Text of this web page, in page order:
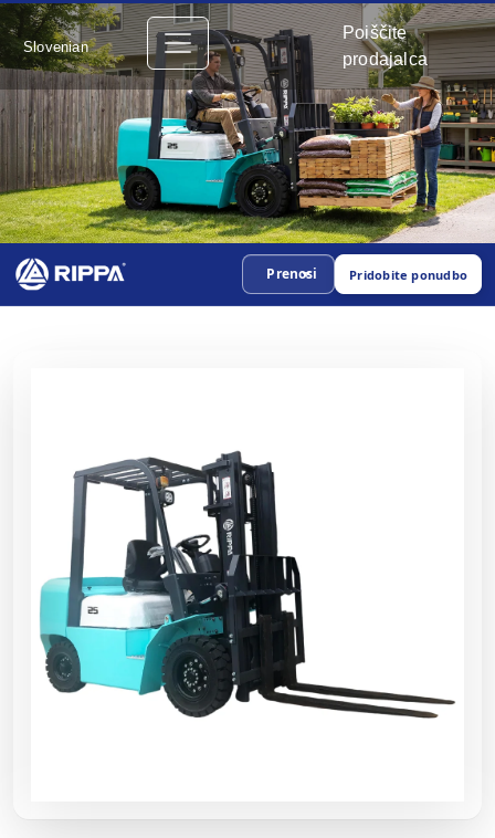
Slovenian
Poiščite
prodajalca
Prenosi Pridobite ponudbo